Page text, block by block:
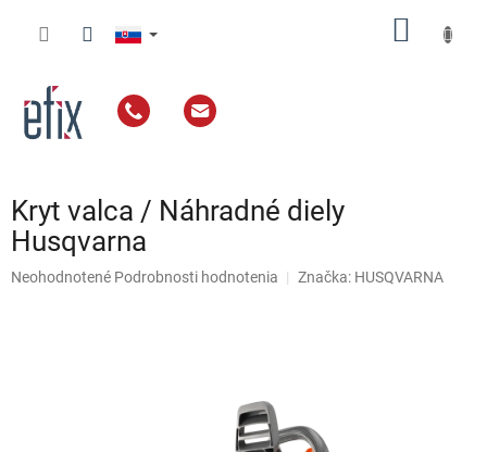
Kryt valca / Náhradné diely
Husqvarna
Priemerné
Neohodnotené Podrobnosti hodnotenia Značka: HUSQVARNA